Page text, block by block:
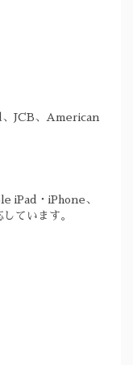
JCB、American
iPad・iPhone、
ています。